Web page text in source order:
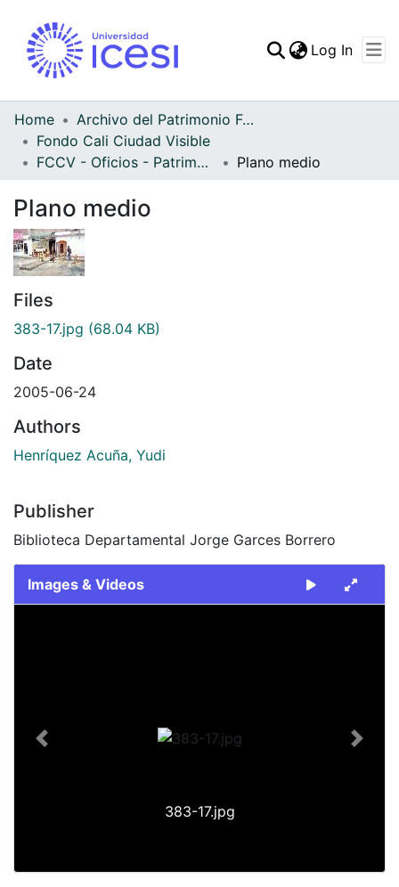
Log In
Home
Archivo del Patrimonio Fotográfico y Fílmico del Valle del Cauca
Fondo Cali Ciudad Visible
FCCV - Oficios - Patrimonial
Plano medio
Plano medio
Files
383-17.jpg (68.04 KB)
Date
2005-06-24
Authors
Henríquez Acuña, Yudi
Publisher
Biblioteca Departamental Jorge Garces Borrero
Images & Videos
383-17.jpg
Previous Next